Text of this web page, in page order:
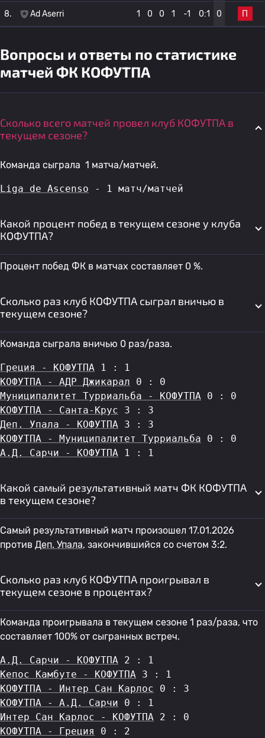
8. Ad Aserri 1 0 0 1 -1 0:1 0 П
Вопросы и ответы по статистике
матчей ФК КОФУТПА
Сколько всего матчей провел клуб КОФУТПА в
текущем сезоне?
Команда сыграла 1 матча/матчей.
Liga de Ascenso - 1 матч/матчей
Какой процент побед в текущем сезоне у клуба
КОФУТПА?
Процент побед ФК в матчах составляет 0 %.
Сколько раз клуб КОФУТПА сыграл вничью в
текущем сезоне?
Команда сыграла вничью 0 раз/раза.
Греция - КОФУТПА 1 : 1
КОФУТПА - АДР Джикарал 0 : 0
Муниципалитет Турриальба - КОФУТПА 0 : 0
КОФУТПА - Санта-Крус 3 : 3
Деп. Упала - КОФУТПА 3 : 3
КОФУТПА - Муниципалитет Турриальба 0 : 0
А.Д. Сарчи - КОФУТПА 1 : 1
Какой самый результативный матч ФК КОФУТПА
в текущем сезоне?
Самый результативный матч произошел 17.01.2026
против Деп. Упала, закончившийся со счетом 3:2.
Сколько раз клуб КОФУТПА проигрывал в
текущем сезоне в процентах?
Команда проигрывала в текущем сезоне 1 раз/раза, что
составляет 100% от сыгранных встреч.
А.Д. Сарчи - КОФУТПА 2 : 1
Кепос Камбуте - КОФУТПА 3 : 1
КОФУТПА - Интер Сан Карлос 0 : 3
КОФУТПА - А.Д. Сарчи 0 : 1
Интер Сан Карлос - КОФУТПА 2 : 0
КОФУТПА - Греция
0 : 2